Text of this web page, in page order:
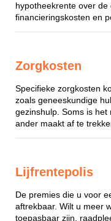
hypotheekrente over
financieringskosten en
Zorgkosten
Specifieke zorgkosten
zoals geneeskundige
gezinshulp. Soms is het
ander maakt af te
Lijfrentepolis
De premies die u voor
aftrekbaar. Wilt u meer
toepasbaar zijn,